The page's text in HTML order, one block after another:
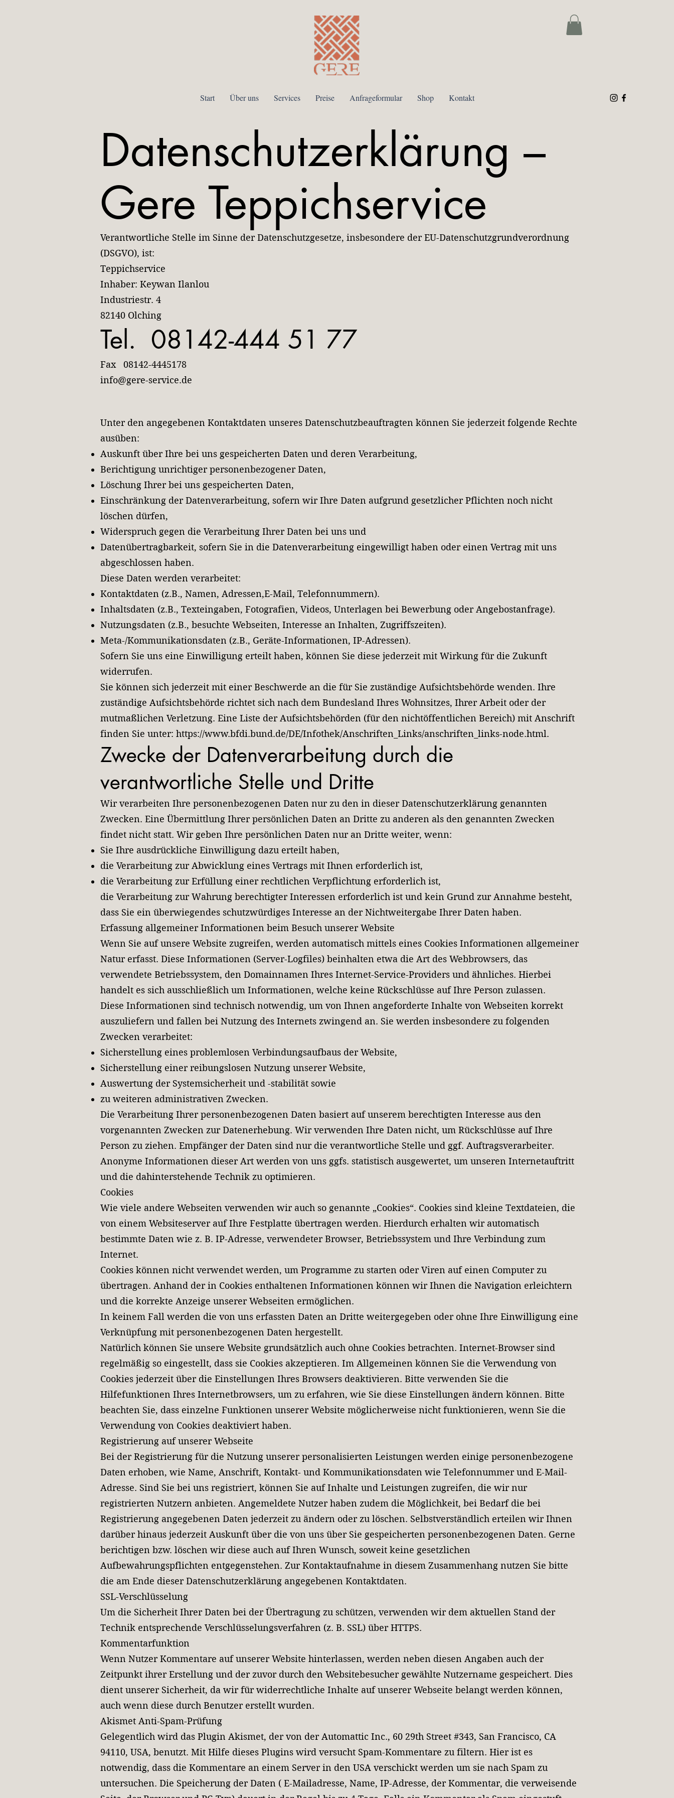
Start Über uns Services Preise Anfrageformular Shop Kontakt
Datenschutzerklärung –
Gere Teppichservice
Verantwortliche Stelle im Sinne der Datenschutzgesetze, insbesondere der EU-Datenschutzgrundverordnung
(DSGVO), ist:
Teppichservice
Inhaber: Keywan Ilanlou
Industriestr. 4
82140 Olching
Tel. 08142-444 51 77
Fax 08142-4445178
info@gere-service.de
Unter den angegebenen Kontaktdaten unseres Datenschutzbeauftragten können Sie jederzeit folgende Rechte
ausüben:
Auskunft über Ihre bei uns gespeicherten Daten und deren Verarbeitung,
Berichtigung unrichtiger personenbezogener Daten,
Löschung Ihrer bei uns gespeicherten Daten,
Einschränkung der Datenverarbeitung, sofern wir Ihre Daten aufgrund gesetzlicher Pflichten noch nicht
löschen dürfen,
Widerspruch gegen die Verarbeitung Ihrer Daten bei uns und
Datenübertragbarkeit, sofern Sie in die Datenverarbeitung eingewilligt haben oder einen Vertrag mit uns
abgeschlossen haben.
Diese Daten werden verarbeitet:
Kontaktdaten (z.B., Namen, Adressen,E-Mail, Telefonnummern).
Inhaltsdaten (z.B., Texteingaben, Fotografien, Videos, Unterlagen bei Bewerbung oder Angebostanfrage).
Nutzungsdaten (z.B., besuchte Webseiten, Interesse an Inhalten, Zugriffszeiten).
Meta-/Kommunikationsdaten (z.B., Geräte-Informationen, IP-Adressen).
Sofern Sie uns eine Einwilligung erteilt haben, können Sie diese jederzeit mit Wirkung für die Zukunft
widerrufen.
Sie können sich jederzeit mit einer Beschwerde an die für Sie zuständige Aufsichtsbehörde wenden. Ihre
zuständige Aufsichtsbehörde richtet sich nach dem Bundesland Ihres Wohnsitzes, Ihrer Arbeit oder der
mutmaßlichen Verletzung. Eine Liste der Aufsichtsbehörden (für den nichtöffentlichen Bereich) mit Anschrift
finden Sie unter: https://www.bfdi.bund.de/DE/Infothek/Anschriften_Links/anschriften_links-node.html.
Zwecke der Datenverarbeitung durch die
verantwortliche Stelle und Dritte
Wir verarbeiten Ihre personenbezogenen Daten nur zu den in dieser Datenschutzerklärung genannten
Zwecken. Eine Übermittlung Ihrer persönlichen Daten an Dritte zu anderen als den genannten Zwecken
findet nicht statt. Wir geben Ihre persönlichen Daten nur an Dritte weiter, wenn:
Sie Ihre ausdrückliche Einwilligung dazu erteilt haben,
die Verarbeitung zur Abwicklung eines Vertrags mit Ihnen erforderlich ist,
die Verarbeitung zur Erfüllung einer rechtlichen Verpflichtung erforderlich ist,
die Verarbeitung zur Wahrung berechtigter Interessen erforderlich ist und kein Grund zur Annahme besteht,
dass Sie ein überwiegendes schutzwürdiges Interesse an der Nichtweitergabe Ihrer Daten haben.
Erfassung allgemeiner Informationen beim Besuch unserer Website
Wenn Sie auf unsere Website zugreifen, werden automatisch mittels eines Cookies Informationen allgemeiner
Natur erfasst. Diese Informationen (Server-Logfiles) beinhalten etwa die Art des Webbrowsers, das
verwendete Betriebssystem, den Domainnamen Ihres Internet-Service-Providers und ähnliches. Hierbei
handelt es sich ausschließlich um Informationen, welche keine Rückschlüsse auf Ihre Person zulassen.
Diese Informationen sind technisch notwendig, um von Ihnen angeforderte Inhalte von Webseiten korrekt
auszuliefern und fallen bei Nutzung des Internets zwingend an. Sie werden insbesondere zu folgenden
Zwecken verarbeitet:
Sicherstellung eines problemlosen Verbindungsaufbaus der Website,
Sicherstellung einer reibungslosen Nutzung unserer Website,
Auswertung der Systemsicherheit und -stabilität sowie
zu weiteren administrativen Zwecken.
Die Verarbeitung Ihrer personenbezogenen Daten basiert auf unserem berechtigten Interesse aus den
vorgenannten Zwecken zur Datenerhebung. Wir verwenden Ihre Daten nicht, um Rückschlüsse auf Ihre
Person zu ziehen. Empfänger der Daten sind nur die verantwortliche Stelle und ggf. Auftragsverarbeiter.
Anonyme Informationen dieser Art werden von uns ggfs. statistisch ausgewertet, um unseren Internetauftritt
und die dahinterstehende Technik zu optimieren.
Cookies
Wie viele andere Webseiten verwenden wir auch so genannte „Cookies“. Cookies sind kleine Textdateien, die
von einem Websiteserver auf Ihre Festplatte übertragen werden. Hierdurch erhalten wir automatisch
bestimmte Daten wie z. B. IP-Adresse, verwendeter Browser, Betriebssystem und Ihre Verbindung zum
Internet.
Cookies können nicht verwendet werden, um Programme zu starten oder Viren auf einen Computer zu
übertragen. Anhand der in Cookies enthaltenen Informationen können wir Ihnen die Navigation erleichtern
und die korrekte Anzeige unserer Webseiten ermöglichen.
In keinem Fall werden die von uns erfassten Daten an Dritte weitergegeben oder ohne Ihre Einwilligung eine
Verknüpfung mit personenbezogenen Daten hergestellt.
Natürlich können Sie unsere Website grundsätzlich auch ohne Cookies betrachten. Internet-Browser sind
regelmäßig so eingestellt, dass sie Cookies akzeptieren. Im Allgemeinen können Sie die Verwendung von
Cookies jederzeit über die Einstellungen Ihres Browsers deaktivieren. Bitte verwenden Sie die
Hilfefunktionen Ihres Internetbrowsers, um zu erfahren, wie Sie diese Einstellungen ändern können. Bitte
beachten Sie, dass einzelne Funktionen unserer Website möglicherweise nicht funktionieren, wenn Sie die
Verwendung von Cookies deaktiviert haben.
Registrierung auf unserer Webseite
Bei der Registrierung für die Nutzung unserer personalisierten Leistungen werden einige personenbezogene
Daten erhoben, wie Name, Anschrift, Kontakt- und Kommunikationsdaten wie Telefonnummer und E-Mail-
Adresse. Sind Sie bei uns registriert, können Sie auf Inhalte und Leistungen zugreifen, die wir nur
registrierten Nutzern anbieten. Angemeldete Nutzer haben zudem die Möglichkeit, bei Bedarf die bei
Registrierung angegebenen Daten jederzeit zu ändern oder zu löschen. Selbstverständlich erteilen wir Ihnen
darüber hinaus jederzeit Auskunft über die von uns über Sie gespeicherten personenbezogenen Daten. Gerne
berichtigen bzw. löschen wir diese auch auf Ihren Wunsch, soweit keine gesetzlichen
Aufbewahrungspflichten entgegenstehen. Zur Kontaktaufnahme in diesem Zusammenhang nutzen Sie bitte
die am Ende dieser Datenschutzerklärung angegebenen Kontaktdaten.
SSL-Verschlüsselung
Um die Sicherheit Ihrer Daten bei der Übertragung zu schützen, verwenden wir dem aktuellen Stand der
Technik entsprechende Verschlüsselungsverfahren (z. B. SSL) über HTTPS.
Kommentarfunktion
Wenn Nutzer Kommentare auf unserer Website hinterlassen, werden neben diesen Angaben auch der
Zeitpunkt ihrer Erstellung und der zuvor durch den Websitebesucher gewählte Nutzername gespeichert. Dies
dient unserer Sicherheit, da wir für widerrechtliche Inhalte auf unserer Webseite belangt werden können,
auch wenn diese durch Benutzer erstellt wurden.
Akismet Anti-Spam-Prüfung
Gelegentlich wird das Plugin Akismet, der von der Automattic Inc., 60 29th Street #343, San Francisco, CA
94110, USA, benutzt. Mit Hilfe dieses Plugins wird versucht Spam-Kommentare zu filtern. Hier ist es
notwendig, dass die Kommentare an einem Server in den USA verschickt werden um sie nach Spam zu
untersuchen. Die Speicherung der Daten ( E-Mailadresse, Name, IP-Adresse, der Kommentar, die verweisende